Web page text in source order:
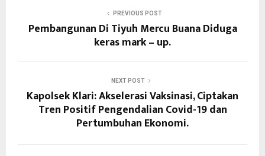
PREVIOUS POST
Pembangunan Di Tiyuh Mercu Buana Diduga
keras mark – up.
NEXT POST
Kapolsek Klari: Akselerasi Vaksinasi, Ciptakan
Tren Positif Pengendalian Covid-19 dan
Pertumbuhan Ekonomi.